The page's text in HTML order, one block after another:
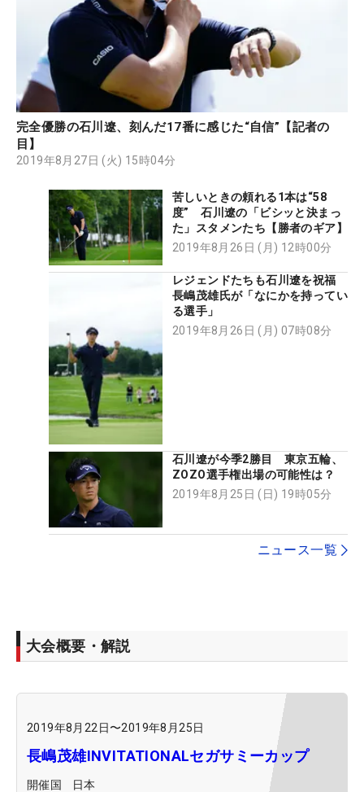
完全優勝の石川遼、刻んだ17番に感じた“自信”【記者の
目】
2019年8月27日 (火) 15時04分
苦しいときの頼れる1本は“58
度” 石川遼の「ビシッと決まっ
た」スタメンたち【勝者のギア】
2019年8月26日 (月) 12時00分
レジェンドたちも石川遼を祝福
長嶋茂雄氏が「なにかを持ってい
る選手」
2019年8月26日 (月) 07時08分
石川遼が今季2勝目 東京五輪、
ZOZO選手権出場の可能性は？
2019年8月25日 (日) 19時05分
ニュース一覧
大会概要・解説
2019年8月22日〜2019年8月25日
長嶋茂雄INVITATIONALセガサミーカップ
開催国 日本